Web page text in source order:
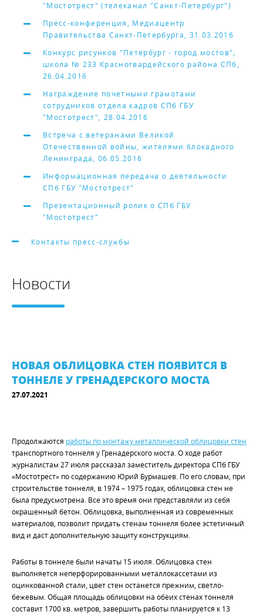
"Мостотрест" (телеканал "Санкт-Петербург")
Пресс-конференция, Медиацентр
Правительства Санкт-Петербурга, 31.03.2016
Конкурс рисунков "Петербург - город мостов",
школа № 233 Красногвардейского района СПб,
26.04.2016
Награждение почетными грамотами
сотрудников отдела кадров СПб ГБУ
"Мостотрест", 28.04.2016
Встреча с ветеранами Великой
Отечественной войны, жителями блокадного
Ленинграда, 06.05.2016
Информационная передача о деятельности
СПб ГБУ "Мостотрест"
Презентационный ролик о СПб ГБУ
"Мостотрест"
Контакты пресс-службы
Новости
НОВАЯ ОБЛИЦОВКА СТЕН ПОЯВИТСЯ В
ТОННЕЛЕ У ГРЕНАДЕРСКОГО МОСТА
27.07.2021
Продолжаются работы по монтажу металлической облицовки стен
транспортного тоннеля у Гренадерского моста. О ходе работ
журналистам 27 июля рассказал заместитель директора СПб ГБУ
«Мостотрест» по содержанию Юрий Бурмашев. По его словам, при
строительстве тоннеля, в 1974 – 1975 годах, облицовка стен не
была предусмотрена. Все это время они представляли из себя
окрашенный бетон. Облицовка, выполненная из современных
материалов, позволит придать стенам тоннеля более эстетичный
вид и даст дополнительную защиту конструкциям.
Работы в тоннеле были начаты 15 июля. Облицовка стен
выполняется неперфорированными металлокассетами из
оцинкованной стали, цвет стен останется прежним, светло-
бежевым. Общая площадь облицовки на обеих стенах тоннеля
составит 1700 кв. метров, завершить работы планируется к 13